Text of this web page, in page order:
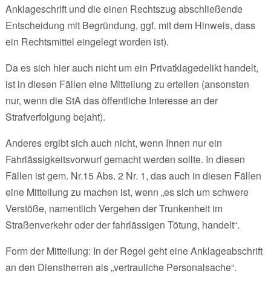
Anklageschrift und die einen Rechtszug abschließende
Entscheidung mit Begründung, ggf. mit dem Hinweis, dass
ein Rechtsmittel eingelegt worden ist).
Da es sich hier auch nicht um ein Privatklagedelikt handelt,
ist in diesen Fällen eine Mitteilung zu erteilen (ansonsten
nur, wenn die StA das öffentliche Interesse an der
Strafverfolgung bejaht).
Anderes ergibt sich auch nicht, wenn Ihnen nur ein
Fahrlässigkeitsvorwurf gemacht werden sollte. In diesen
Fällen ist gem. Nr.15 Abs. 2 Nr. 1, das auch in diesen Fällen
eine Mitteilung zu machen ist, wenn „es sich um schwere
Verstöße, namentlich Vergehen der Trunkenheit im
Straßenverkehr oder der fahrlässigen Tötung, handelt“.
Form der Mitteilung: In der Regel geht eine Anklageabschrift
an den Dienstherren als „vertrauliche Personalsache“.